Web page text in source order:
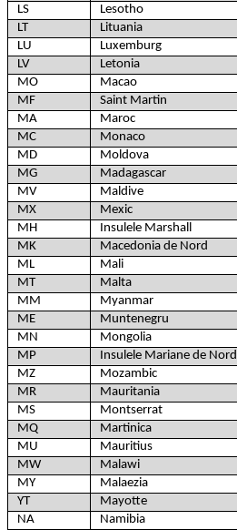
LS
Lesotho
LT
Lituania
LU
Luxemburg
LV
Letonia
MO
Macao
MF
Saint Martin
MA
Maroc
MC
Monaco
MD
Moldova
MG
Madagascar
MV
Maldive
MX
Mexic
MH
Insulele Marshall
MK
Macedonia de Nord
ML
Mali
MT
Malta
MM
Myanmar
ME
Muntenegru
MN
Mongolia
MP
Insulele Mariane de Nord
MZ
Mozambic
MR
Mauritania
MS
Montserrat
MQ
Martinica
MU
Mauritius
MW
Malawi
MY
Malaezia
YT
Mayotte
NA
Namibia